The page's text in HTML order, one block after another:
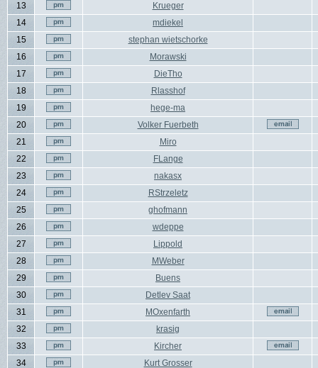
13
Krueger
14
mdiekel
15
stephan wietschorke
16
Morawski
17
DieTho
18
Rlasshof
19
hege-ma
20
Volker Fuerbeth
21
Miro
22
FLange
23
nakasx
24
RStrzeletz
25
ghofmann
26
wdeppe
27
Lippold
28
MWeber
29
Buens
30
Detlev Saat
31
MOxenfarth
32
krasig
33
Kircher
34
Kurt Grosser